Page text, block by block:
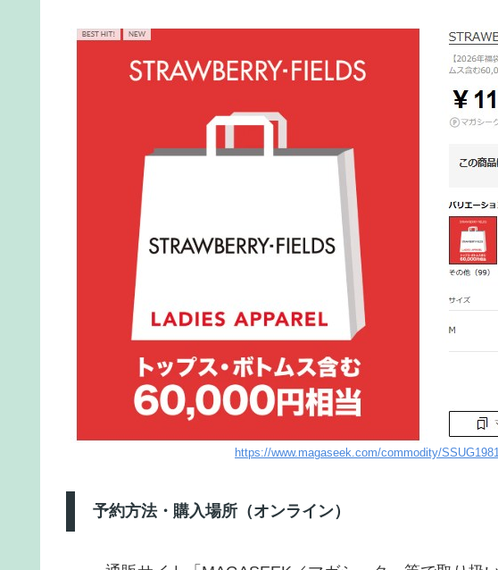
https://www.magaseek.com/commodity/
予約方法・購入場所（オンライン）